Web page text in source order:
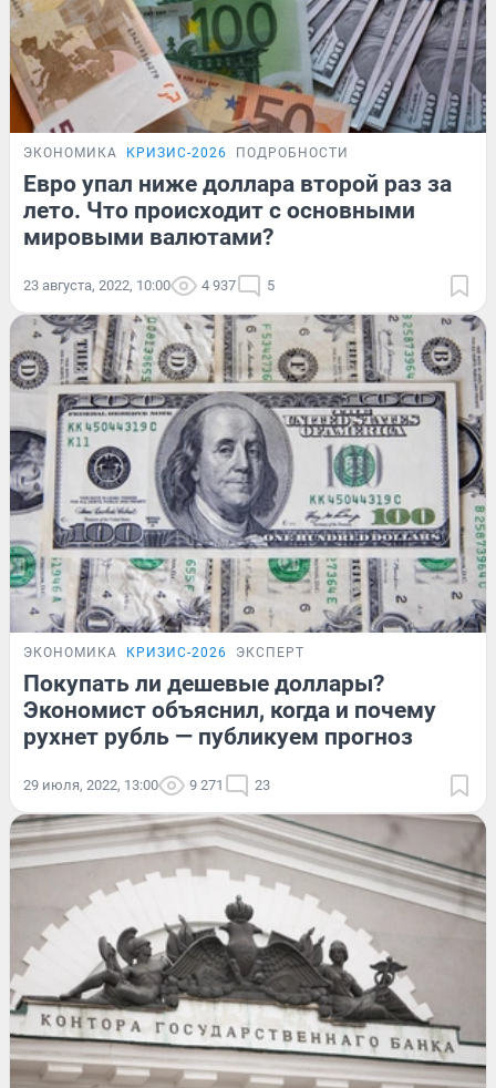
ЭКОНОМИКА КРИЗИС-2026 ПОДРОБНОСТИ
Евро упал ниже доллара второй раз за
лето. Что происходит с основными
мировыми валютами?
23 августа, 2022, 10:00 4 937 5
ЭКОНОМИКА КРИЗИС-2026 ЭКСПЕРТ
Покупать ли дешевые доллары?
Экономист объяснил, когда и почему
рухнет рубль — публикуем прогноз
29 июля, 2022, 13:00 9 271 23